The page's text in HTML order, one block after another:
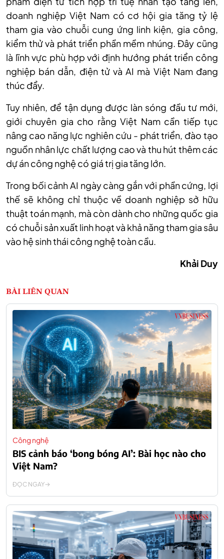
doanh nghiệp Việt Nam có cơ hội gia tăng tỷ lệ
tham gia vào chuỗi cung ứng linh kiện, gia công,
kiểm thử và phát triển phần mềm nhúng. Đây cũng
là lĩnh vực phù hợp với định hướng phát triển công
nghiệp bán dẫn, điện tử và AI mà Việt Nam đang
thúc đẩy.
Tuy nhiên, để tận dụng được làn sóng đầu tư mới,
giới chuyên gia cho rằng Việt Nam cần tiếp tục
nâng cao năng lực nghiên cứu - phát triển, đào tạo
nguồn nhân lực chất lượng cao và thu hút thêm các
dự án công nghệ có giá trị gia tăng lớn.
Trong bối cảnh AI ngày càng gắn với phần cứng, lợi
thế sẽ không chỉ thuộc về doanh nghiệp sở hữu
thuật toán mạnh, mà còn dành cho những quốc gia
có chuỗi sản xuất linh hoạt và khả năng tham gia sâu
vào hệ sinh thái công nghệ toàn cầu.
Khải Duy
BÀI LIÊN QUAN
Công nghệ
BIS cảnh báo ‘bong bóng AI’: Bài học nào cho
Việt Nam?
ĐỌC NGAY